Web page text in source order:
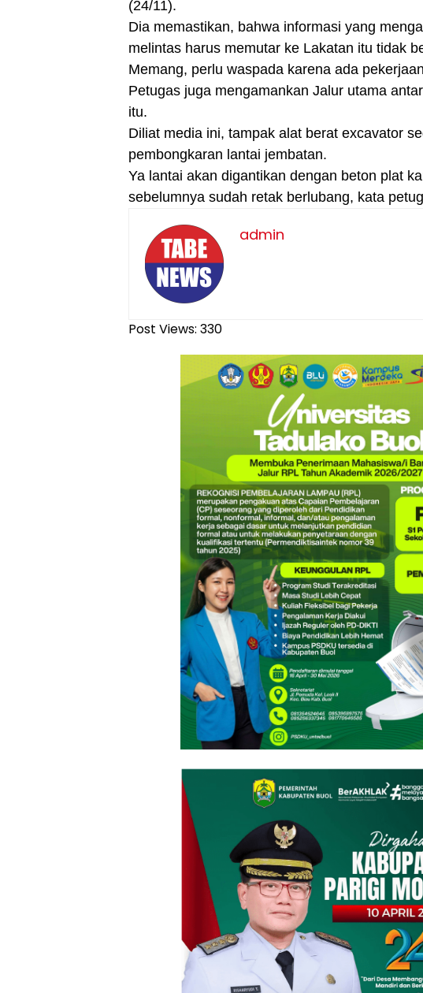
(24/11).
Dia memastikan, bahwa informasi yang
melintas harus memutar ke Lakatan itu tidak
Memang, perlu waspada karena ada
Petugas juga mengamankan Jalur utama
itu.
Diliat media ini, tampak alat berat excavator
pembongkaran lantai jembatan.
Ya lantai akan digantikan dengan beton plat
sebelumnya sudah retak berlubang, kata
admin
Post Views: 330